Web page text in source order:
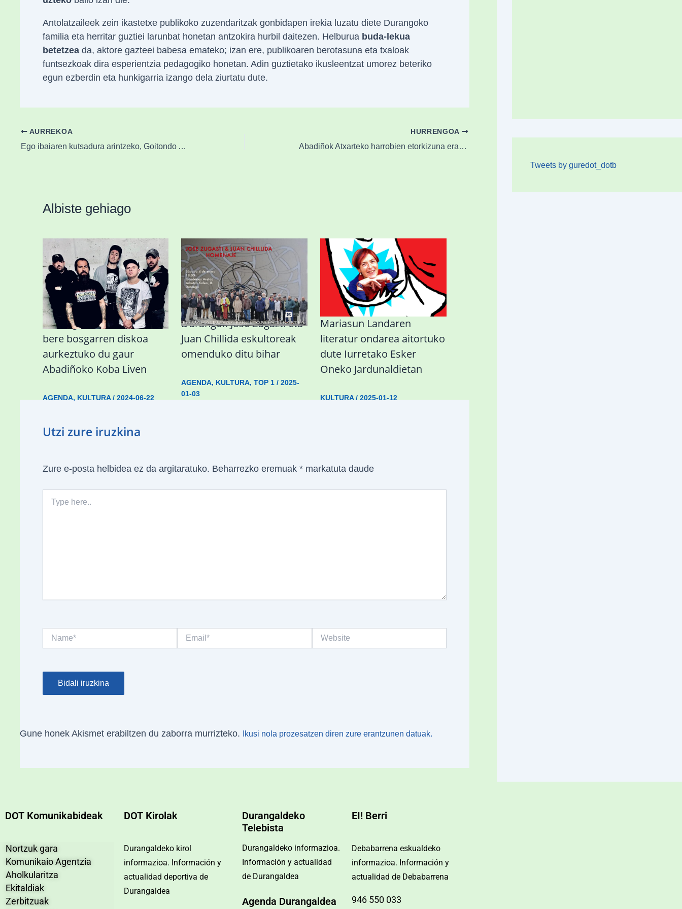
Antolatzaileek zein ikastetxe publikoko zuzendaritzak gonbidapen irekia luzatu diete Durangoko
familia eta herritar guztiei larunbat honetan antzokira hurbil daitezen. Helburua buda-lekua
betetzeada, aktore gazteei babesa emateko; izan ere, publikoaren berotasuna eta txaloak
funtsezkoak dira esperientzia pedagogiko honetan. Adin guztietako ikusleentzat umorez beteriko
egun ezberdin eta hunkigarria izango dela ziurtatu dute.
AURREKOA
Ego ibaiaren kutsadura arintzeko, Goitondo Apraizko araztegira konektatu du URAk
HURRENGOA
Abadiñok Atxarteko harrobien etorkizuna erabakiko du
Albiste gehiago
Durangoko Alerta taldeak
bere bosgarren diskoa
aurkeztuko du gaur
Abadiñoko Koba Liven
AGENDA, KULTURA/ 2024-06-22
Durangok Jose Zugazti eta
Juan Chillida eskultoreak
omenduko ditu bihar
AGENDA, KULTURA,TOP 1 /2025-
01-03
Mariasun Landaren
literatur ondarea aitortuko
dute Iurretako Esker
Oneko Jardunaldietan
KULTURA/2025-01-12
Utzi zure iruzkina
Zure e-posta helbidea ez da argitaratuko. Beharrezko eremuak *markatuta daude
here..
Gune honek Akismet erabiltzen du zaborra murrizteko. Ikusi nola prozesatzen diren zure erantzunen datuak.
Tweets by guredot_dotb
DOT Komunikabideak
Nortzuk gara
Komunikaio Agentzia
Aholkularitza
Ekitaldiak
Zerbitzuak
DOT Kirolak
Durangaldeko kirol
informazioa. Información y
actualidad deportiva de
Durangaldea
Durangaldeko
Telebista
Durangaldeko informazioa.
Información y actualidad
de Durangaldea
Agenda Durangaldea
EI! Berri
Debabarrena eskualdeko
informazioa. Información y
actualidad de Debabarrena
946 550 033